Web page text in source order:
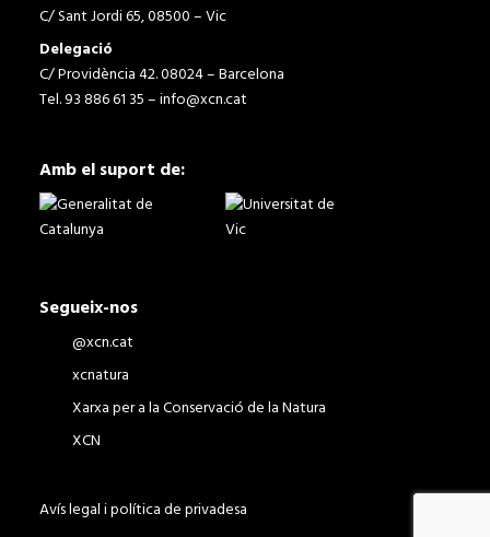
C/ Sant Jordi 65, 08500 – Vic
Delegació
C/ Providència 42. 08024 – Barcelona
Tel. 93 886 61 35 –info@xcn.cat
Amb el suport de:
Segueix-nos
@xcn.cat
xcnatura
Xarxa per a la Conservació de la Natura
XCN
Avís legal i política de privadesa